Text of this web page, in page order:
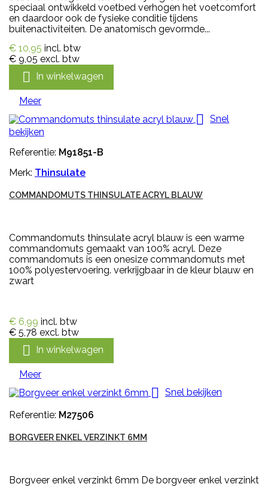
speciaal ontwikkeld voetbed verhogen het voetcomfort
en daardoor ook de fysieke conditie tijdens
buitenactiviteiten. De anatomisch gevormde...
€ 10,95 incl. btw
€ 9,05 excl. btw
 In winkelwagen
Meer

Snel
bekijken
Referentie: M91851-B
Merk: Thinsulate
COMMANDOMUTS THINSULATE ACRYL BLAUW
Commandomuts thinsulate acryl blauw is een warme
commandomuts gemaakt van 100% acryl. Deze
commandomuts is een onesize commandomuts met
100% polyestervoering. verkrijgbaar in de kleur blauw en
zwart
€ 6,99 incl. btw
€ 5,78 excl. btw
 In winkelwagen
Meer

Snel bekijken
Referentie: M27506
BORGVEER ENKEL VERZINKT 6MM
Borgveer enkel verzinkt 6mm De borgveer enkel verzinkt